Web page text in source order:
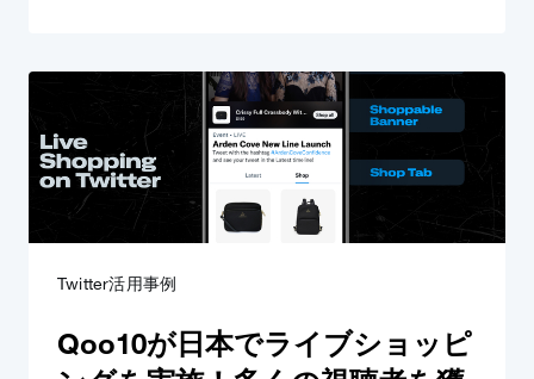
Twitter活用事例
Qoo10が日本でライブショッピ